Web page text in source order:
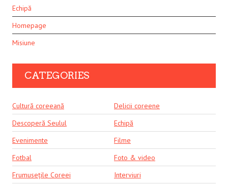
Echipă
Homepage
Misiune
CATEGORIES
Cultură coreeană
Delicii coreene
Descoperă Seulul
Echipă
Evenimente
Filme
Fotbal
Foto & video
Frumusețile Coreei
Interviuri